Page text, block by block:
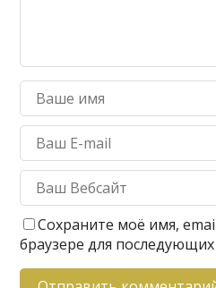
Сохраните моё имя,
браузере для